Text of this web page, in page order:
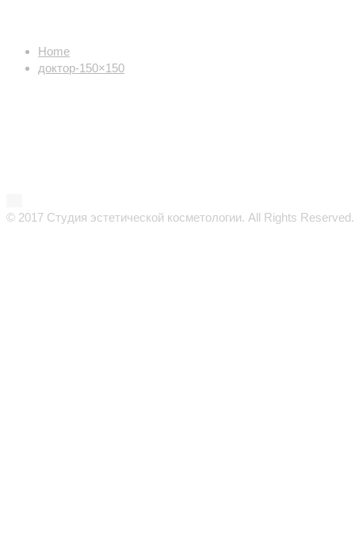
Home
доктор-150×150
© 2017 Студия эстетической косметологии. All Rights Reserved.